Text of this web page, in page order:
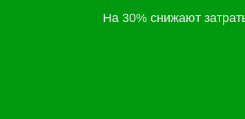
На 30% снижают